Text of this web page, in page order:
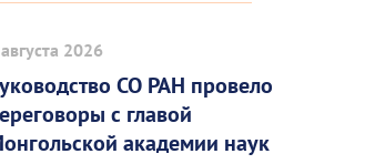
2026
СО РАН провело
с главой
академии наук